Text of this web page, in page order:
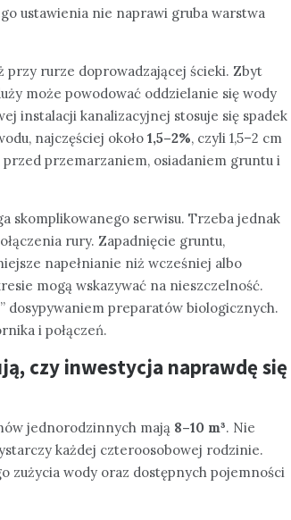
ustawienia nie naprawi gruba warstwa
przy rurze doprowadzającej ścieki. Zbyt
może powodować oddzielanie się wody
instalacji kanalizacyjnej stosuje się spadek
najczęściej około 1,5–2%, czyli 1,5–2 cm
przemarzaniem, osiadaniem gruntu i
skomplikowanego serwisu. Trzeba jednak
rury. Zapadnięcie gruntu,
napełnianie niż wcześniej albo
mogą wskazywać na nieszczelność.
dosypywaniem preparatów biologicznych.
i połączeń.
czy inwestycja naprawdę się
jednorodzinnych mają 8–10 m³. Nie
każdej czteroosobowej rodzinie.
zużycia wody oraz dostępnych pojemności